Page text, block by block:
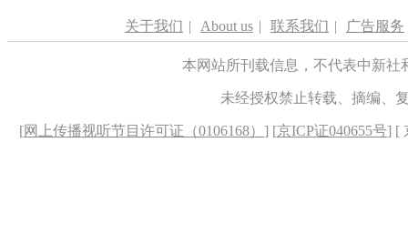
关于我们 | About us | 联系我们 | 广告服务
本网站所刊载信息，不代表中新
未经授权禁止转载、摘编、
[网上传播视听节目许可证（0106168） ] [京ICP证040655号] [